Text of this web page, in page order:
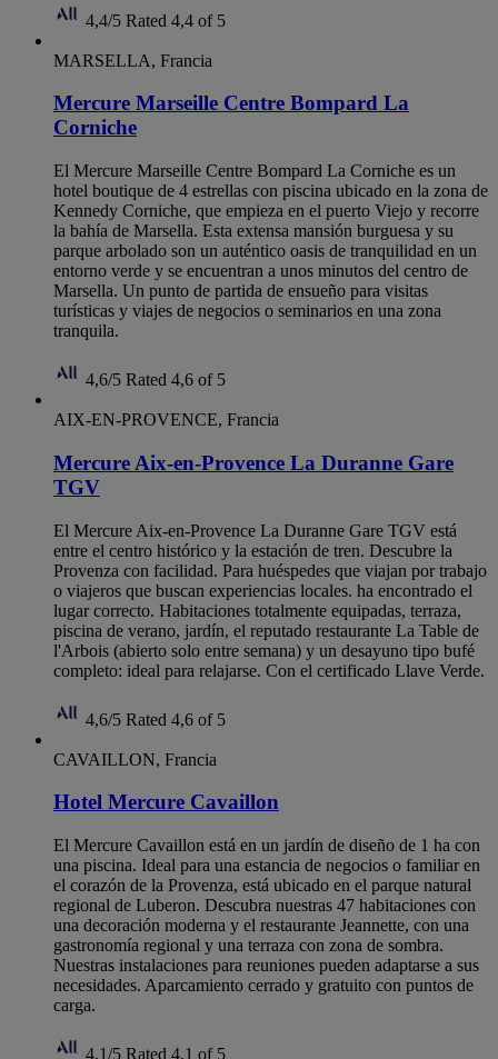
4,4/5 Rated 4,4 of 5
MARSELLA, Francia
Mercure Marseille Centre Bompard La
Corniche
El Mercure Marseille Centre Bompard La Corniche es un
hotel boutique de 4 estrellas con piscina ubicado en la zona de
Kennedy Corniche, que empieza en el puerto Viejo y recorre
la bahía de Marsella. Esta extensa mansión burguesa y su
parque arbolado son un auténtico oasis de tranquilidad en un
entorno verde y se encuentran a unos minutos del centro de
Marsella. Un punto de partida de ensueño para visitas
turísticas y viajes de negocios o seminarios en una zona
tranquila.
4,6/5 Rated 4,6 of 5
AIX-EN-PROVENCE, Francia
Mercure Aix-en-Provence La Duranne Gare
TGV
El Mercure Aix-en-Provence La Duranne Gare TGV está
entre el centro histórico y la estación de tren. Descubre la
Provenza con facilidad. Para huéspedes que viajan por trabajo
o viajeros que buscan experiencias locales. ha encontrado el
lugar correcto. Habitaciones totalmente equipadas, terraza,
piscina de verano, jardín, el reputado restaurante La Table de
l'Arbois (abierto solo entre semana) y un desayuno tipo bufé
completo: ideal para relajarse. Con el certificado Llave Verde.
4,6/5 Rated 4,6 of 5
CAVAILLON, Francia
Hotel Mercure Cavaillon
El Mercure Cavaillon está en un jardín de diseño de 1 ha con
una piscina. Ideal para una estancia de negocios o familiar en
el corazón de la Provenza, está ubicado en el parque natural
regional de Luberon. Descubra nuestras 47 habitaciones con
una decoración moderna y el restaurante Jeannette, con una
gastronomía regional y una terraza con zona de sombra.
Nuestras instalaciones para reuniones pueden adaptarse a sus
necesidades. Aparcamiento cerrado y gratuito con puntos de
carga.
4,1/5 Rated 4,1 of 5